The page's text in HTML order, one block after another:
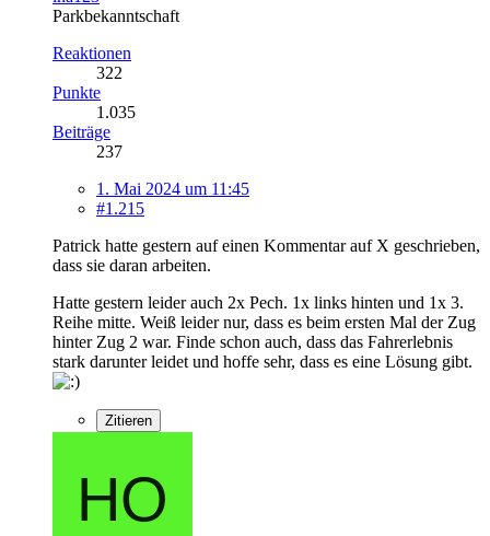
Parkbekanntschaft
Reaktionen
322
Punkte
1.035
Beiträge
237
1. Mai 2024 um 11:45
#1.215
Patrick hatte gestern auf einen Kommentar auf X geschrieben,
dass sie daran arbeiten.
Hatte gestern leider auch 2x Pech. 1x links hinten und 1x 3.
Reihe mitte. Weiß leider nur, dass es beim ersten Mal der Zug
hinter Zug 2 war. Finde schon auch, dass das Fahrerlebnis
stark darunter leidet und hoffe sehr, dass es eine Lösung gibt.
Zitieren